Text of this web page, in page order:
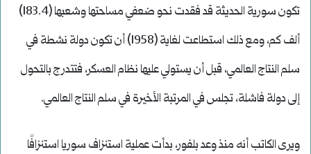
تكون سورية الحديثة قد فقدت نحو ضعفي مساحتها وشعبها (183.4)
ألف كم، ومع ذلك استطاعت لغاية (1958) أن تكون دولة نشطة في
سلم النتاج العالمي، قبل أن يستولي عليها نظام العسكر، فتتدرج بالتحول
إلى دولة فاشلة، تجلس في المرتبة الأخيرة في سلم النتاج العالمي.
ويرى الكاتب أنه منذ وعد بلفور، بدأت عملية استنزاف سوريا استنزافًا